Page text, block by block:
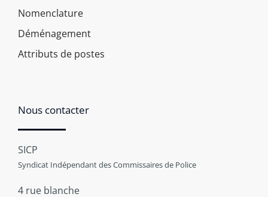
Nomenclature
Déménagement
Attributs de postes
Nous contacter
SICP
Syndicat Indépendant des Commissaires de Police
4 rue blanche